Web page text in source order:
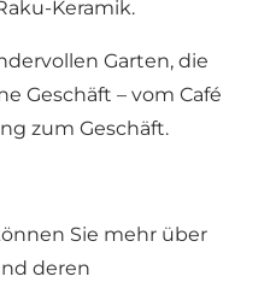
Keramik.
Garten, die
Geschäft – vom Café
zum Geschäft.
Sie mehr über
deren